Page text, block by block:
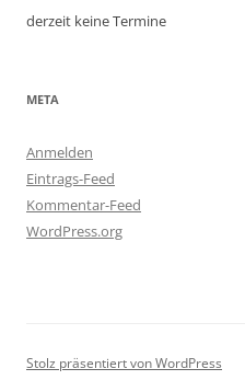
derzeit keine Termine
META
Anmelden
Eintrags-Feed
Kommentar-Feed
WordPress.org
Stolz präsentiert von WordPress